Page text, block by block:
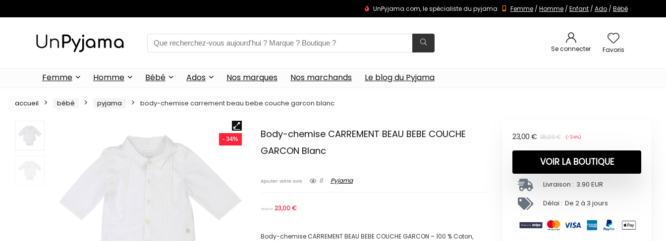
UnPyjama.com, le spécialiste du pyjama Femme / Homme / Enfant / Ado / Bébé
Se connecter Favoris
Femme Homme Bébé Ados Nos marques Nos marchands Le blog du Pyjama
accueil bébé pyjama body-chemise carrement beau bebe couche garcon blanc
- 34%
Body-chemise CARREMENT BEAU BEBE COUCHE
GARCON Blanc
Ajouter votre avis 6 Pyjama
35,00€ 23,00€
Body-chemise CARREMENT BEAU BEBE COUCHE GARCON – 100 % Coton,
35,00€
23,00 € (-34%)
VOIR LA BOUTIQUE
Livraison : 3.90 EUR
Délai : De 2 à 3 jours